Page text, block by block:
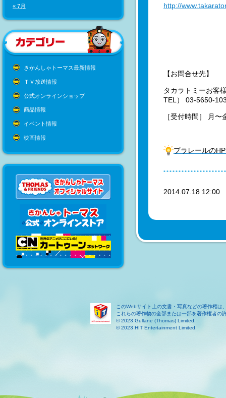
« 7月
きかんしゃトーマス最新情報
ＴＶ放送情報
公式オンラインショップ
商品情報
イベント情報
映画情報
http://
【お問合せ先】
タカラトミーお客
TEL） 03-5650-
［受付時間］ 月
プラレールの
2014.07.18
このWebサイト上の文書・写真などの著作権は
これらの著作物の全部または一部を著作権者の
© 2023 Gullane (Thomas) Limited.
© 2023 HIT Entertainment Limited.